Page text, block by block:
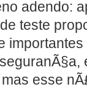
adendo:
teste
esse